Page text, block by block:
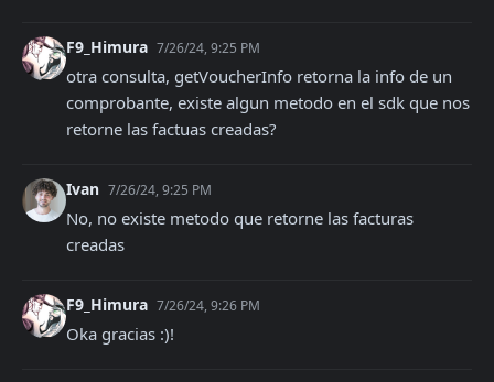
F9_Himura 7/26/24, 9:25 PM
otra consulta, getVoucherInfo retorna la info de un
comprobante, existe algun metodo en el sdk que nos
retorne las factuas creadas?
Ivan 7/26/24, 9:25 PM
No, no existe metodo que retorne las facturas
creadas
F9_Himura 7/26/24, 9:26 PM
Oka gracias :)!